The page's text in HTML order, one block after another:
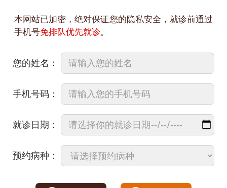
本网站已加密，绝对保证您的隐私安全，就诊前通过
手机号免排队优先就诊。
您的姓名：
手机号码：
就诊日期：
预约病种：